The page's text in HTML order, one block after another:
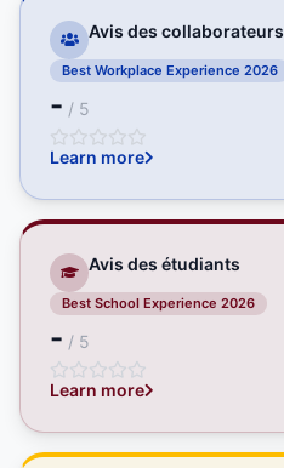
Avis des collaborateurs
Best Workplace Experience 2026
- / 5
Learn more
Avis des étudiants
Best School Experience 2026
- / 5
Learn more